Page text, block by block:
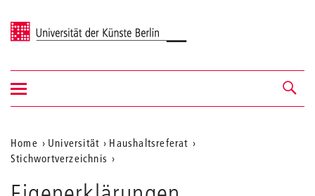
Universität der Künste Berlin
Navigation &
Suche
Navigation
ein-/ausblenden
Aktuelle
Position
auf
Home Universität
Haushaltsreferat
Stichwortverzeichnis